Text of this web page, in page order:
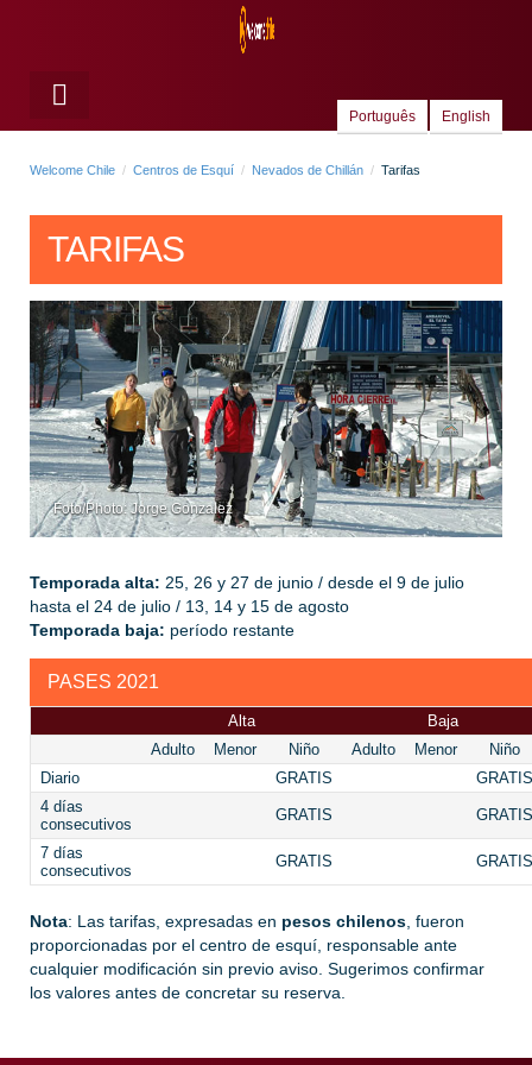
Welcome Chile Centros de Esquí Nevados de Chillán Tarifas
TARIFAS
Temporada alta: 25, 26 y 27 de junio / desde el 9 de julio
hasta el 24 de julio / 13, 14 y 15 de agosto
Temporada baja: período restante
PASES 2021
Alta
Baja
Adulto
Menor Niño Adulto Menor
Niño
Diario
GRATIS
GRATIS
4 días
consecutivos
GRATIS GRATIS
7 días
consecutivos
GRATIS GRATIS
Nota: Las tarifas, expresadas en pesos chilenos , fueron
proporcionadas por el centro de esquí, responsable ante
cualquier modificación sin previo aviso. Sugerimos confirmar
los valores antes de concretar su reserva.
Português English